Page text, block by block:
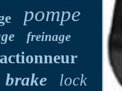
pompe
freinage
actionneur
brake lock